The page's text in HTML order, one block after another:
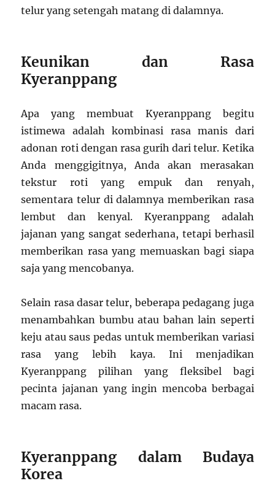
telur yang setengah matang di dalamnya.
Keunikan dan Rasa
Kyeranppang
Apa yang membuat Kyeranppang begitu
istimewa adalah kombinasi rasa manis dari
adonan roti dengan rasa gurih dari telur. Ketika
Anda menggigitnya, Anda akan merasakan
tekstur roti yang empuk dan renyah,
sementara telur di dalamnya memberikan rasa
lembut dan kenyal. Kyeranppang adalah
jajanan yang sangat sederhana, tetapi berhasil
memberikan rasa yang memuaskan bagi siapa
saja yang mencobanya.
Selain rasa dasar telur, beberapa pedagang juga
menambahkan bumbu atau bahan lain seperti
keju atau saus pedas untuk memberikan variasi
rasa yang lebih kaya. Ini menjadikan
Kyeranppang pilihan yang fleksibel bagi
pecinta jajanan yang ingin mencoba berbagai
macam rasa.
Kyeranppang dalam Budaya
Korea